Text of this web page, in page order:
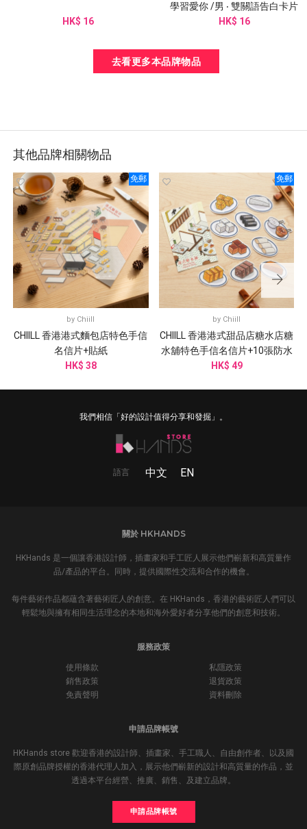
HK$ 16
學習愛你 /男 ‧ 雙關語告白卡片
HK$ 16
去看更多本品牌物品
其他品牌相關物品
免郵
by Chiill
CHIILL 香港港式麵包店特色手信
名信片+貼紙
HK$ 38
免郵
by Chiill
CHIILL 香港港式甜品店糖水店糖
水舖特色手信名信片+10張防水
貼紙
HK$ 49
我們相信「好的設計值得分享和發掘」。
語言 中文 EN
關於 HKHANDS
HKHands 是一個讓香港設計師，插畫家和手工匠人展示他們嶄新和高質量作
品/產品的平台。同時，提供國際性交流和合作的機會。
每件藝術作品都蘊含著藝術匠人的創意。在 HKHands，香港的藝術匠人們可以
輕鬆地與擁有相同生活理念的本地和海外愛好者分享他們的創意和技術。
服務政策
使用條款
私隱政策
銷售政策
退貨政策
免責聲明
資料刪除
申請品牌帳號
HKHands store 歡迎香港的設計師、插畫家、手工職人、自由創作者、以及國
際原創品牌授權的香港代理人加入，展示他們嶄新的設計和高質量的作品，並
透過本平台經營、推廣、銷售、及建立品牌。
申請品牌帳號